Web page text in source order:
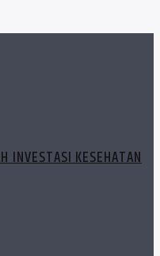
INVESTASI KESEHATAN